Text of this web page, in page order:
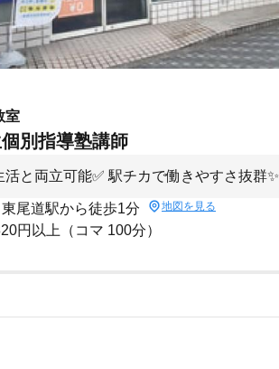
室
別指導塾講師
活と両立可能✅ 駅チカで働きやすさ抜群✨
尾道駅から徒歩1分 地図を見る
円以上（コマ 100分）